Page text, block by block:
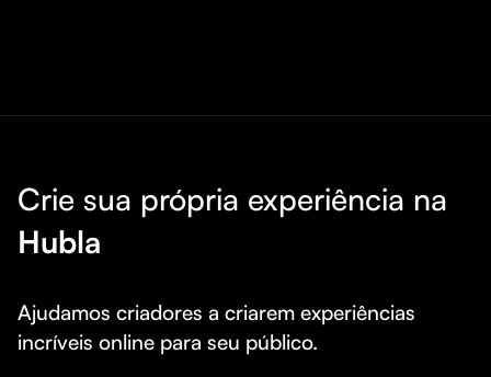
Crie sua própria experiência na
Hubla
Ajudamos criadores a criarem experiências
incríveis online para seu público.